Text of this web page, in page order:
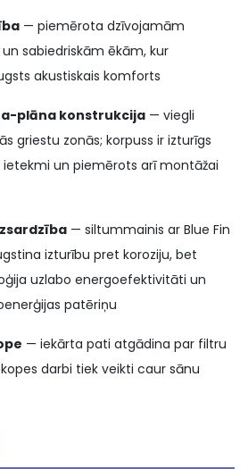
— piemērota dzīvojamām
sabiedriskām ēkām, kur
akustiskais komforts
plāna konstrukcija — viegli
griestu zonās; korpuss ir izturīgs
ietekmi un piemērots arī montāžai
— siltummainis ar Blue Fin
izturību pret koroziju, bet
uzlabo energoefektivitāti un
patēriņu
— iekārta pati atgādina par filtru
darbi tiek veikti caur sānu